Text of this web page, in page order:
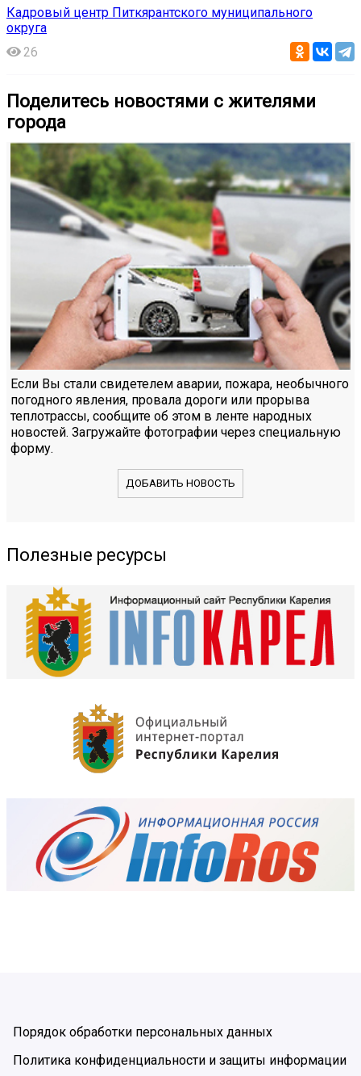
Кадровый центр Питкярантского муниципального
округа
26
Поделитесь новостями с жителями
города
Если Вы стали свидетелем аварии, пожара, необычного
погодного явления, провала дороги или прорыва
теплотрассы, сообщите об этом в ленте народных
новостей. Загружайте фотографии через специальную
форму.
ДОБАВИТЬ НОВОСТЬ
Полезные ресурсы
Порядок обработки персональных данных
Политика конфиденциальности и защиты информации